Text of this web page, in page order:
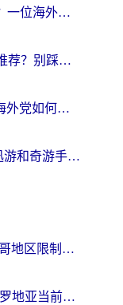
归雁加速器为什么用不了了？一位海外游子的真实困惑与技术解答
海外党必看：回国免费VPN推荐？别踩坑！教你选对加速器无缝刷国内资源
ChickCN和GoLink好用吗？海外党如何选对回国加速器
海外玩国内手游卡成PPT？迅游和奇游手游哪个好？一篇讲透回国加速器怎么选
在国外看世界杯法国VS摩洛哥地区限制？这篇指南让你流畅看中文解说无压力
在国外看世界杯英格兰 vs 克罗地亚当前地区不可播放？这篇指南帮你搞定所有海外观赛难题